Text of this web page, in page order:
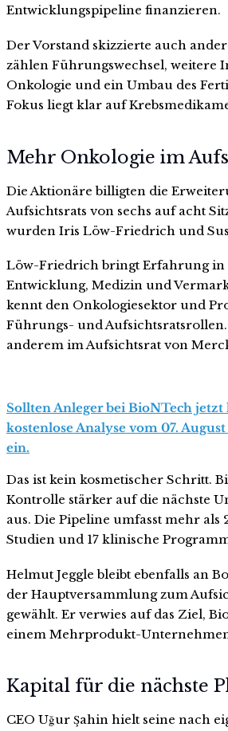
Entwicklungspipeline finanzieren.
Der Vorstand skizzierte auch
zählen Führungswechsel, weitere
Onkologie und ein Umbau des
Fokus liegt klar auf
Mehr Onkologie im
Die Aktionäre billigten die
Aufsichtsrats von sechs auf acht
wurden Iris Löw-Friedrich und
Löw-Friedrich bringt Erfahrung
Entwicklung, Medizin und
kennt den Onkologiesektor und
Führungs- und
anderem im Aufsichtsrat von
Sollten Anleger bei BioNTech jetzt
kostenlose Analyse vom 07.
ein.
Das ist kein kosmetischer Schritt.
Kontrolle stärker auf die nächste
aus. Die Pipeline umfasst mehr als
Studien und 17 klinische
Helmut Jeggle bleibt ebenfalls an
der Hauptversammlung zum
gewählt. Er verwies auf das Ziel,
einem Mehrprodukt-
Kapital für die nächste
CEO Uğur Şahin hielt seine nach